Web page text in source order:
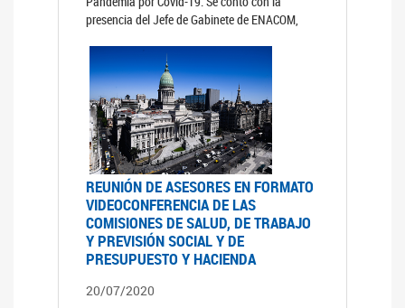
presencia del Jefe de Gabinete de ENACOM,
REUNIÓN DE ASESORES EN FORMATO
VIDEOCONFERENCIA DE LAS
COMISIONES DE SALUD, DE TRABAJO
Y PREVISIÓN SOCIAL Y DE
PRESUPUESTO Y HACIENDA
20/07/2020